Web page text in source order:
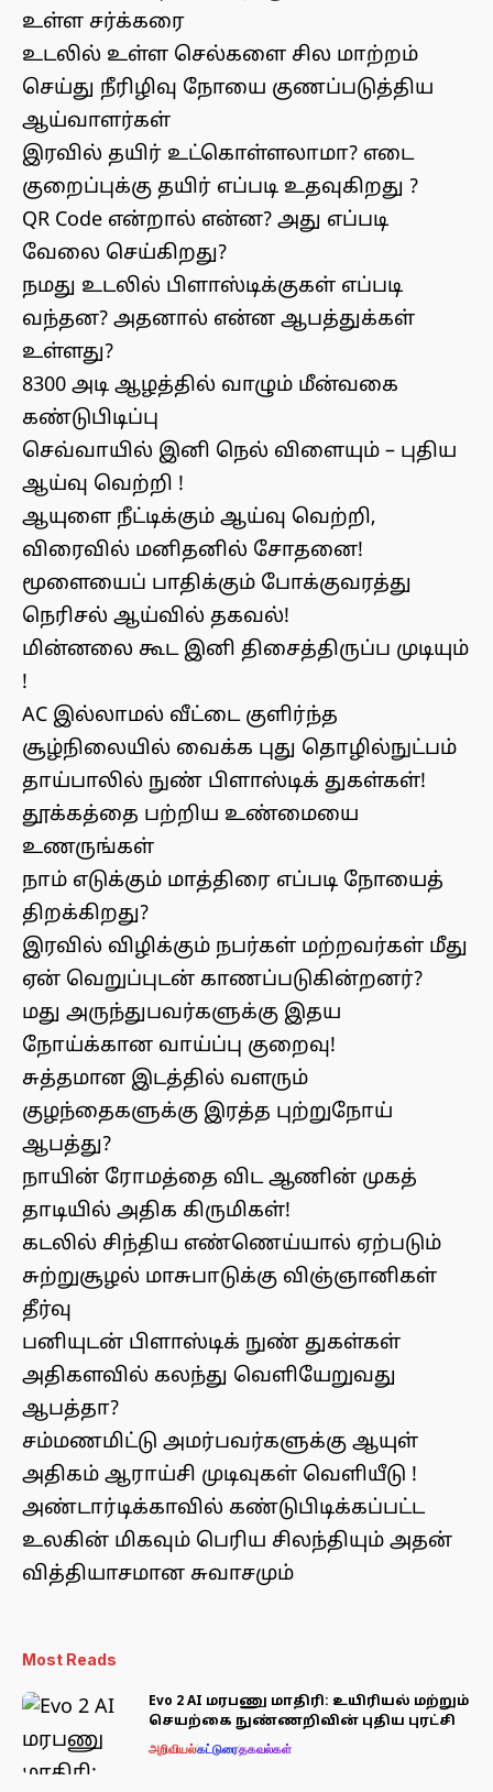
உள்ள சர்க்கரை
உடலில் உள்ள செல்களை சில மாற்றம்
செய்து நீரிழிவு நோயை குணப்படுத்திய
ஆய்வாளர்கள்
இரவில் தயிர் உட்கொள்ளலாமா? எடை
குறைப்புக்கு தயிர் எப்படி உதவுகிறது ?
QR Code என்றால் என்ன? அது எப்படி
வேலை செய்கிறது?
நமது உடலில் பிளாஸ்டிக்குகள் எப்படி
வந்தன? அதனால் என்ன ஆபத்துக்கள்
உள்ளது?
8300 அடி ஆழத்தில் வாழும் மீன்வகை
கண்டுபிடிப்பு
செவ்வாயில் இனி நெல் விளையும் – புதிய
ஆய்வு வெற்றி !
ஆயுளை நீட்டிக்கும் ஆய்வு வெற்றி,
விரைவில் மனிதனில் சோதனை!
மூளையைப் பாதிக்கும் போக்குவரத்து
நெரிசல் ஆய்வில் தகவல்!
மின்னலை கூட இனி திசைத்திருப்ப முடியும்
!
AC இல்லாமல் வீட்டை குளிர்ந்த
சூழ்நிலையில் வைக்க புது தொழில்நுட்பம்
தாய்பாலில் நுண் பிளாஸ்டிக் துகள்கள்!
தூக்கத்தை பற்றிய உண்மையை
உணருங்கள்
நாம் எடுக்கும் மாத்திரை எப்படி நோயைத்
திறக்கிறது?
இரவில் விழிக்கும் நபர்கள் மற்றவர்கள் மீது
ஏன் வெறுப்புடன் காணப்படுகின்றனர்?
மது அருந்துபவர்களுக்கு இதய
நோய்க்கான வாய்ப்பு குறைவு!
சுத்தமான இடத்தில் வளரும்
குழந்தைகளுக்கு இரத்த புற்றுநோய்
ஆபத்து?
நாயின் ரோமத்தை விட ஆணின் முகத்
தாடியில் அதிக கிருமிகள்!
கடலில் சிந்திய எண்ணெய்யால் ஏற்படும்
சுற்றுசூழல் மாசுபாடுக்கு விஞ்ஞானிகள்
தீர்வு
பனியுடன் பிளாஸ்டிக் நுண் துகள்கள்
அதிகளவில் கலந்து வெளியேறுவது
ஆபத்தா?
சம்மணமிட்டு அமர்பவர்களுக்கு ஆயுள்
அதிகம் ஆராய்சி முடிவுகள் வெளியீடு !
அண்டார்டிக்காவில் கண்டுபிடிக்கப்பட்ட
உலகின் மிகவும் பெரிய சிலந்தியும் அதன்
வித்தியாசமான சுவாசமும்
Most Reads
Evo 2 AI மரபணு மாதிரி: உயிரியல் மற்றும்
செயற்கை நுண்ணறிவின் புதிய புரட்சி
அறிவியல்கட்டுரைதகவல்கள்